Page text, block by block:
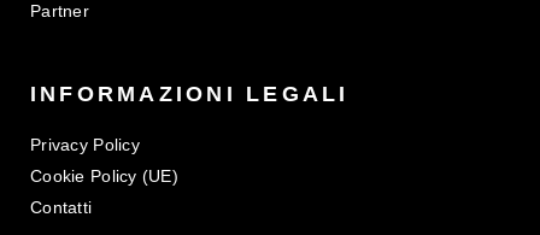
Partner
INFORMAZIONI LEGALI
Privacy Policy
Cookie Policy (UE)
Contatti